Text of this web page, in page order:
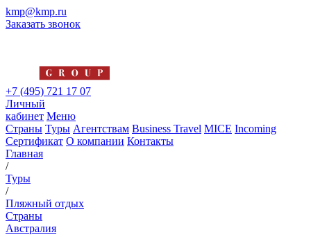
kmp@kmp.ru
Заказать звонок
+7 (495) 721 17 07
Личный
кабинет Меню
Страны Туры Агентствам Business Travel MICE Incoming
Сертификат О компании Контакты
Главная
/
Туры
/
Пляжный отдых
Страны
Австралия